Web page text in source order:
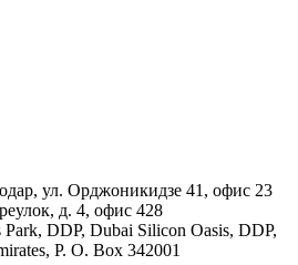
ул. Орджоникидзе 41, офис 23
д. 4, офис 428
DDP, Dubai Silicon Oasis, DDP,
P. O. Box 342001